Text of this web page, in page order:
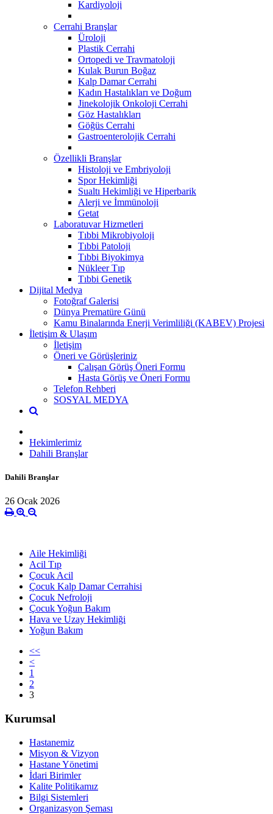
Kardiyoloji
Cerrahi Branşlar
Üroloji
Plastik Cerrahi
Ortopedi ve Travmatoloji
Kulak Burun Boğaz
Kalp Damar Cerrahi
Kadın Hastalıkları ve Doğum
Jinekolojik Onkoloji Cerrahi
Göz Hastalıkları
Göğüs Cerrahi
Gastroenterolojik Cerrahi
Özellikli Branşlar
Histoloji ve Embriyoloji
Spor Hekimliği
Sualtı Hekimliği ve Hiperbarik
Alerji ve İmmünoloji
Getat
Laboratuvar Hizmetleri
Tıbbi Mikrobiyoloji
Tıbbi Patoloji
Tıbbi Biyokimya
Nükleer Tıp
Tıbbi Genetik
Dijital Medya
Fotoğraf Galerisi
Dünya Prematüre Günü
Kamu Binalarında Enerji Verimliliği (KABEV) Projesi
İletişim & Ulaşım
İletişim
Öneri ve Görüşleriniz
Çalışan Görüş Öneri Formu
Hasta Görüş ve Öneri Formu
Telefon Rehberi
SOSYAL MEDYA
Hekimlerimiz
Dahili Branşlar
Dahili Branşlar
26 Ocak 2026
Aile Hekimliği
Acil Tıp
Çocuk Acil
Çocuk Kalp Damar Cerrahisi
Çocuk Nefroloji
Çocuk Yoğun Bakım
Hava ve Uzay Hekimliği
Yoğun Bakım
<<
<
1
2
3
Kurumsal
Hastanemiz
Misyon & Vizyon
Hastane Yönetimi
İdari Birimler
Kalite Politikamız
Bilgi Sistemleri
Organizasyon Şeması